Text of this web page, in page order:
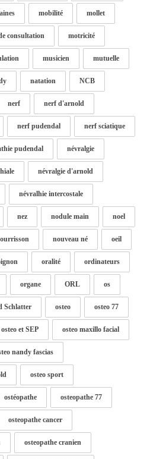
mobilité mollet
consultation motricité
musicien mutuelle
natation NCB
nerf nerf d'arnold
nerf pudendal nerf sciatique
pudendal névralgie
névralgie d'arnold
névralhie intercostale
nez nodule main noel
nouveau né oeil
oralité ordinateurs
organe ORL os
Schlatter osteo osteo 77
osteo et SEP osteo maxillo facial
nandy fascias
osteo sport
ostéopathe osteopathe 77
osteopathe cancer
osteopathe cranien